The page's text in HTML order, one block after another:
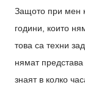
Защото при мен
години, които
това са техни
нямат
знаят в колко